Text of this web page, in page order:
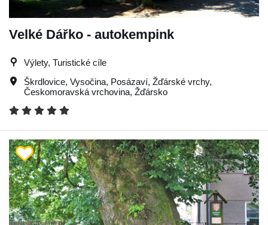
Velké Dářko - autokempink
Výlety, Turistické cíle
Škrdlovice, Vysočina, Posázaví, Žďárské vrchy,
Českomoravská vrchovina, Žďársko